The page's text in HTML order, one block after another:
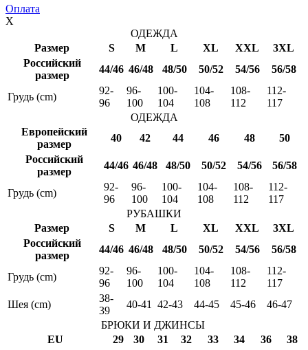
Оплата
X
ОДЕЖДА
Размер
S M L XL XXL
3XL
Российский
размер
44/46 46/48 48/50 50/52 54/56 56/58
Грудь (cm)
92-
96
96-
100
100-
104
104-
108
108-
112
112-
117
ОДЕЖДА
Европейский
размер
40 42 44 46 48
50
Российский
размер
44/46 46/48 48/50 50/52 54/56 56/58
Грудь (cm)
92-
96
96-
100
100-
104
104-
108
108-
112
112-
117
РУБАШКИ
Размер
S M L XL XXL
3XL
Российский
размер
44/46 46/48 48/50 50/52 54/56 56/58
Грудь (cm)
92-
96
96-
100
100-
104
104-
108
108-
112
112-
117
Шея (cm)
38-
39
40-41 42-43 44-45 45-46
46-47
БРЮКИ И ДЖИНСЫ
EU
29 30 31 32 33 34 36
38